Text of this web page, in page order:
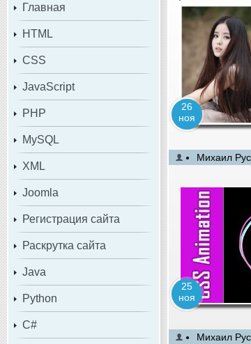
Главная
HTML
CSS
JavaScript
PHP
MySQL
XML
Joomla
Регистрация сайта
Раскрутка сайта
Java
Python
C#
26
ноя
Михаил
25
ноя
Михаил